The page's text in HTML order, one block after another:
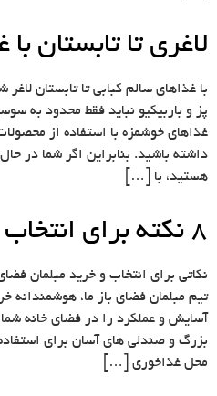
لاغری تا تابستان
با غذاهای سالم کبابی تا تابستان
پز و باربیکیو نباید فقط محدود به
غذاهای خوشمزه با استفاده از
داشته باشید. بنابراین اگر شما در
هستید، با […]
8 نکته برای انتخاب مبلمان فضای باز
نکاتی برای انتخاب و خرید مبلمان
تیم مبلمان فضای باز ما، هوشمندانه
آسایش و عملکرد را در فضای خانه شما
بزرگ و صندلی های آسان برای
محل غذاخوری […]